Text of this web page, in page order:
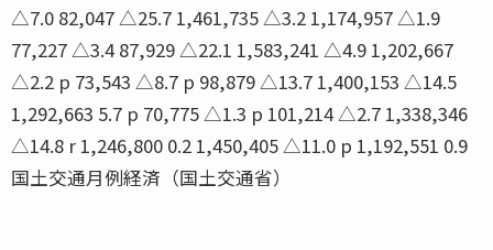
△7.0 82,047 △25.7 1,461,735 △3.2 1,174,957 △1.9
77,227 △3.4 87,929 △22.1 1,583,241 △4.9 1,202,667
△2.2 p 73,543 △8.7 p 98,879 △13.7 1,400,153 △14.5
1,292,663 5.7 p 70,775 △1.3 p 101,214 △2.7 1,338,346
△14.8 r 1,246,800 0.2 1,450,405 △11.0 p 1,192,551 0.9
国土交通月例経済（国土交通省）